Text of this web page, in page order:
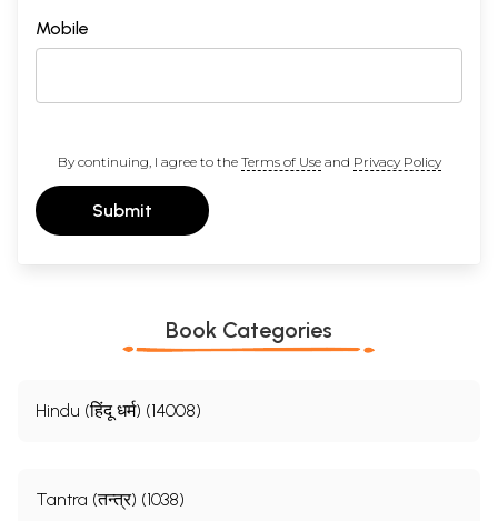
Mobile
By continuing, I agree to the Terms of Useand Privacy Policy
Submit
Book Categories
Hindu (हिंदू धर्म) (14008)
Tantra (तन्त्र) (1038)